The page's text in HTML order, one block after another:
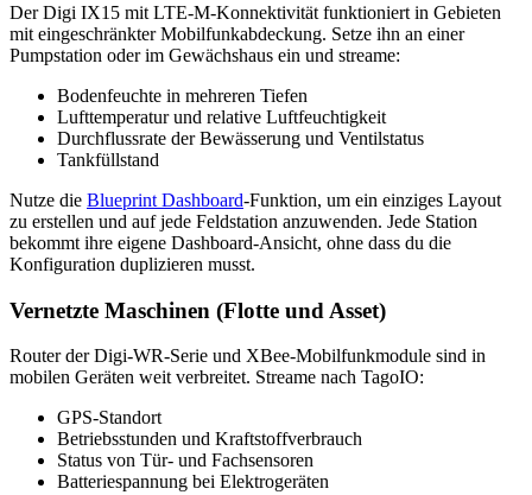
Der Digi IX15 mit LTE-M-Konnektivität funktioniert in Gebieten
mit eingeschränkter Mobilfunkabdeckung. Setze ihn an einer
Pumpstation oder im Gewächshaus ein und streame:
Bodenfeuchte in mehreren Tiefen
Lufttemperatur und relative Luftfeuchtigkeit
Durchflussrate der Bewässerung und Ventilstatus
Tankfüllstand
Nutze die Blueprint Dashboard-Funktion, um ein einziges Layout
zu erstellen und auf jede Feldstation anzuwenden. Jede Station
bekommt ihre eigene Dashboard-Ansicht, ohne dass du die
Konfiguration duplizieren musst.
Vernetzte Maschinen (Flotte und Asset)
Router der Digi-WR-Serie und XBee-Mobilfunkmodule sind in
mobilen Geräten weit verbreitet. Streame nach TagoIO:
GPS-Standort
Betriebsstunden und Kraftstoffverbrauch
Status von Tür- und Fachsensoren
Batteriespannung bei Elektrogeräten